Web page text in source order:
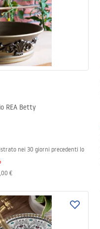
REA Betty
nei 30 giorni precedenti lo
€